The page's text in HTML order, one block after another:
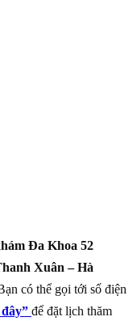
Đa Khoa 52
Xuân – Hà
có thể gọi tới số điện
để đặt lịch thăm